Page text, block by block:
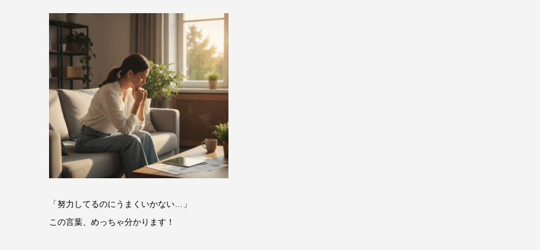
「努力してるのにうまくいかない…」
この言葉、めっちゃ分かります！